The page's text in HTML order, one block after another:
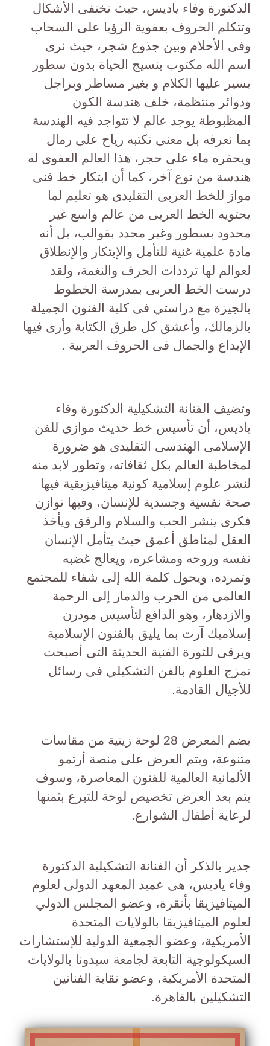
الدكتورة وفاء ياديس، حيث تختفى الأشكال
وتتكلم الحروف بعفوية الرؤيا على السحاب
وفى الأحلام وبين جذوع شجر، حيث نرى
اسم الله مكتوب بنسيج الحياة بدون سطور
يسير عليها الكلام و بغير مساطر وبراجل
ودوائر منتظمة، خلف هندسة الكون
المظبوطة يوجد عالم لا تتواجد فيه الهندسة
بما نعرفه بل معنى تكتبه رياح على رمال
ويحفره ماء على حجر، هذا العالم العفوى له
هندسة من نوع آخر، كما أن ابتكار خط فنى
مواز للخط العربى التقليدى هو تعليم لما
يحتويه الخط العربى من عالم واسع غير
محدود بسطور وغير محدد بقوالب، بل أنه
مادة علمية غنية للتأمل والإبتكار والإنطلاق
لعوالم لها ترددات الحرف والنغمة، ولقد
درست الخط العربى بمدرسة الخطوط
بالجيزة مع دراستي فى كلية الفنون الجميلة
بالزمالك، وأعشق كل طرق الكتابة وأرى فيها
الإبداع والجمال فى الحروف العربية .
وتضيف الفنانة التشكيلية الدكتورة وفاء
ياديس، أن تأسيس خط حديث موازى للفن
الإسلامى الهندسى التقليدى هو ضرورة
لمخاطبة العالم بكل ثقافاته، وتطور لابد منه
لنشر علوم إسلامية كونية ميتافيزيقية فيها
صحة نفسية وجسدية للإنسان، وفيها توازن
فكرى ينشر الحب والسلام والرفق ويأخذ
العقل لمناطق أعمق حيث يتأمل الإنسان
نفسه وروحه ومشاعره، ويعالج غضبه
وتمرده، ويحول كلمة الله إلى شفاء للمجتمع
العالمي من الحرب والدمار إلى الرحمة
والازدهار، وهو الدافع لتأسيس مودرن
إسلاميك آرت بما يليق بالفنون الإسلامية
ويرقى للثورة الفنية الحديثة التى أصبحت
تمزج العلوم بالفن التشكيلي فى رسائل
للأجيال القادمة.
يضم المعرض 28 لوحة زيتية من مقاسات
متنوعة، ويتم العرض على منصة أرتمو
الألمانية العالمية للفنون المعاصرة، وسوف
يتم بعد العرض تخصيص لوحة للتبرع بثمنها
لرعاية أطفال الشوارع.
جدير بالذكر أن الفنانة التشكيلية الدكتورة
وفاء ياديس، هى عميد المعهد الدولى لعلوم
الميتافيزيقا بأنقرة، وعضو المجلس الدولي
لعلوم الميتافيزيقا بالولايات المتحدة
الأمريكية، وعضو الجمعية الدولية للإستشارات
السيكولوجية التابعة لجامعة سيدونا بالولايات
المتحدة الأمريكية، وعضو نقابة الفنانين
التشكيلين بالقاهرة.